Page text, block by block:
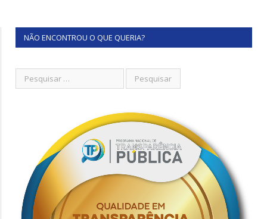
NÃO ENCONTROU O QUE QUERIA?